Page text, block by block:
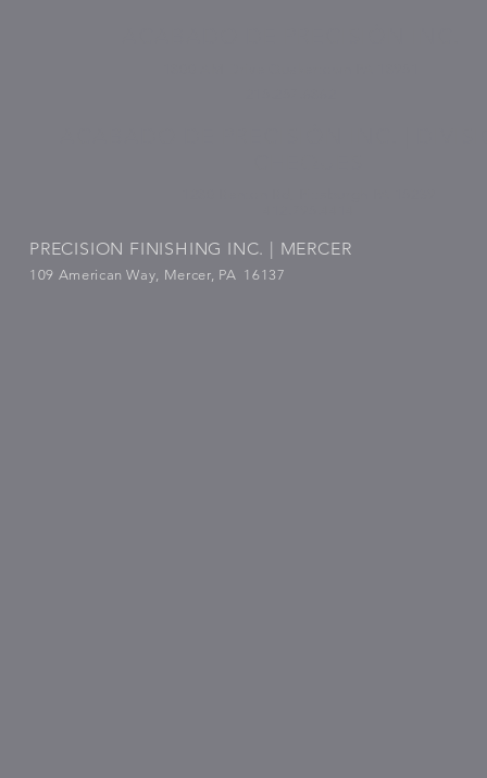
PRECISION FINISHING INC. | MERCER
109 American Way, Mercer, PA 16137